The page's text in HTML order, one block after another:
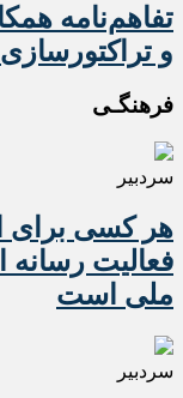
تفاهم‌نامه
و
فرهنگـی
سردبیر
هر کسی برای
فعالیت
ملی است
سردبیر